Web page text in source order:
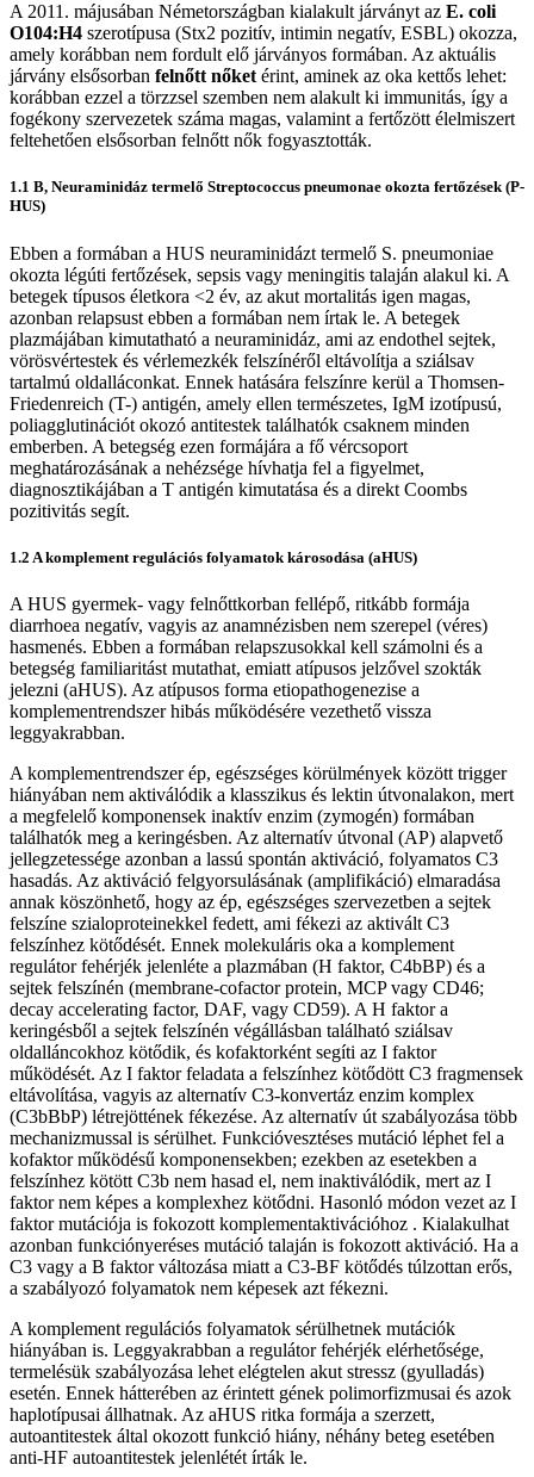
A 2011. májusában Németországban kialakult járványt az E. coli
O104:H4 szerotípusa (Stx2 pozitív, intimin negatív, ESBL) okozza,
amely korábban nem fordult elő járványos formában. Az aktuális
járvány elsősorban felnőtt nőket érint, aminek az oka kettős lehet:
korábban ezzel a törzzsel szemben nem alakult ki immunitás, így a
fogékony szervezetek száma magas, valamint a fertőzött élelmiszert
feltehetően elsősorban felnőtt nők fogyasztották.
1.1 B, Neuraminidáz termelő Streptococcus pneumonae okozta fertőzések (P-
HUS)
Ebben a formában a HUS neuraminidázt termelő S. pneumoniae
okozta légúti fertőzések, sepsis vagy meningitis talaján alakul ki. A
betegek típusos életkora <2 év, az akut mortalitás igen magas,
azonban relapsust ebben a formában nem írtak le. A betegek
plazmájában kimutatható a neuraminidáz, ami az endothel sejtek,
vörösvértestek és vérlemezkék felszínéről eltávolítja a sziálsav
tartalmú oldalláconkat. Ennek hatására felszínre kerül a Thomsen-
Friedenreich (T-) antigén, amely ellen természetes, IgM izotípusú,
poliagglutinációt okozó antitestek találhatók csaknem minden
emberben. A betegség ezen formájára a fő vércsoport
meghatározásának a nehézsége hívhatja fel a figyelmet,
diagnosztikájában a T antigén kimutatása és a direkt Coombs
pozitivitás segít.
1.2 A komplement regulációs folyamatok károsodása (aHUS)
A HUS gyermek- vagy felnőttkorban fellépő, ritkább formája
diarrhoea negatív, vagyis az anamnézisben nem szerepel (véres)
hasmenés. Ebben a formában relapszusokkal kell számolni és a
betegség familiaritást mutathat, emiatt atípusos jelzővel szokták
jelezni (aHUS). Az atípusos forma etiopathogenezise a
komplementrendszer hibás működésére vezethető vissza
leggyakrabban.
A komplementrendszer ép, egészséges körülmények között trigger
hiányában nem aktiválódik a klasszikus és lektin útvonalakon, mert
a megfelelő komponensek inaktív enzim (zymogén) formában
találhatók meg a keringésben. Az alternatív útvonal (AP) alapvető
jellegzetessége azonban a lassú spontán aktiváció, folyamatos C3
hasadás. Az aktiváció felgyorsulásának (amplifikáció) elmaradása
annak köszönhető, hogy az ép, egészséges szervezetben a sejtek
felszíne szialoproteinekkel fedett, ami fékezi az aktivált C3
felszínhez kötődését. Ennek molekuláris oka a komplement
regulátor fehérjék jelenléte a plazmában (H faktor, C4bBP) és a
sejtek felszínén (membrane-cofactor protein, MCP vagy CD46;
decay accelerating factor, DAF, vagy CD59). A H faktor a
keringésből a sejtek felszínén végállásban található sziálsav
oldalláncokhoz kötődik, és kofaktorként segíti az I faktor
működését. Az I faktor feladata a felszínhez kötődött C3 fragmensek
eltávolítása, vagyis az alternatív C3-konvertáz enzim komplex
(C3bBbP) létrejöttének fékezése. Az alternatív út szabályozása több
mechanizmussal is sérülhet. Funkcióvesztéses mutáció léphet fel a
kofaktor működésű komponensekben; ezekben az esetekben a
felszínhez kötött C3b nem hasad el, nem inaktiválódik, mert az I
faktor nem képes a komplexhez kötődni. Hasonló módon vezet az I
faktor mutációja is fokozott komplementaktivációhoz . Kialakulhat
azonban funkciónyeréses mutáció talaján is fokozott aktiváció. Ha a
C3 vagy a B faktor változása miatt a C3-BF kötődés túlzottan erős,
a szabályozó folyamatok nem képesek azt fékezni.
A komplement regulációs folyamatok sérülhetnek mutációk
hiányában is. Leggyakrabban a regulátor fehérjék elérhetősége,
termelésük szabályozása lehet elégtelen akut stressz (gyulladás)
esetén. Ennek hátterében az érintett gének polimorfizmusai és azok
haplotípusai állhatnak. Az aHUS ritka formája a szerzett,
autoantitestek által okozott funkció hiány, néhány beteg esetében
anti-HF autoantitestek jelenlétét írták le.